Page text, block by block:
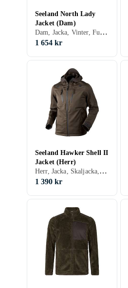
Seeland North Lady
Jacket (Dam)
Dam, Jacka, Vinter, Fuskpäls
1 654 kr
Seeland Hawker Shell II
Jacket (Herr)
Herr, Jacka, Skaljacka, Vinter, Sommar, Vår/höst
1 390 kr